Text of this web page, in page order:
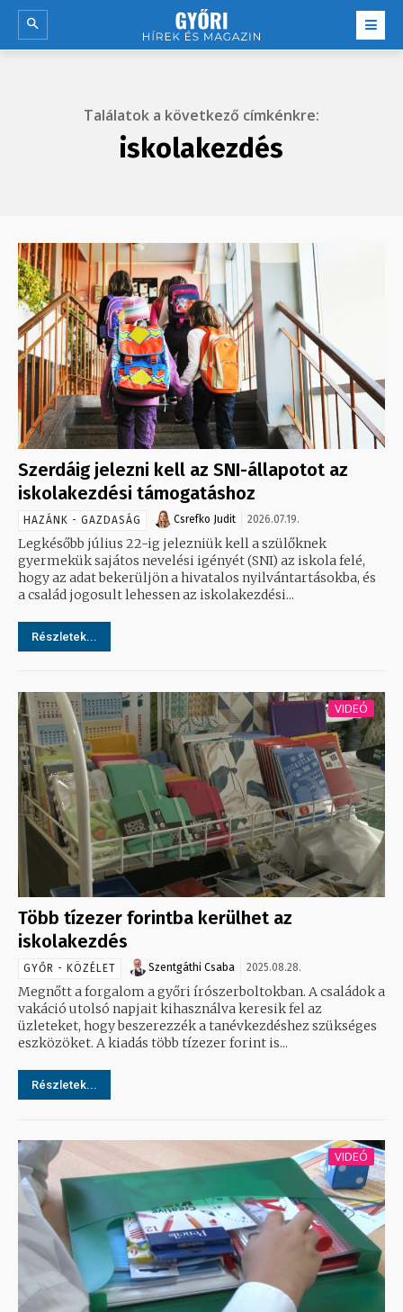
Találatok a következő címkénkre:
iskolakezdés
Szerdáig jelezni kell az SNI-állapotot az
iskolakezdési támogatáshoz
HAZÁNK - GAZDASÁG Csrefko Judit 2026.07.19.
Legkésőbb július 22-ig jelezniük kell a szülőknek
gyermekük sajátos nevelési igényét (SNI) az iskola felé,
hogy az adat bekerüljön a hivatalos nyilvántartásokba, és
a család jogosult lehessen az iskolakezdési...
Részletek...
VIDEÓ
Több tízezer forintba kerülhet az
iskolakezdés
GYŐR - KÖZÉLET Szentgáthi Csaba 2025.08.28.
Megnőtt a forgalom a győri írószerboltokban. A családok a
vakáció utolsó napjait kihasználva keresik fel az
üzleteket, hogy beszerezzék a tanévkezdéshez szükséges
eszközöket. A kiadás több tízezer forint is...
Részletek...
VIDEÓ